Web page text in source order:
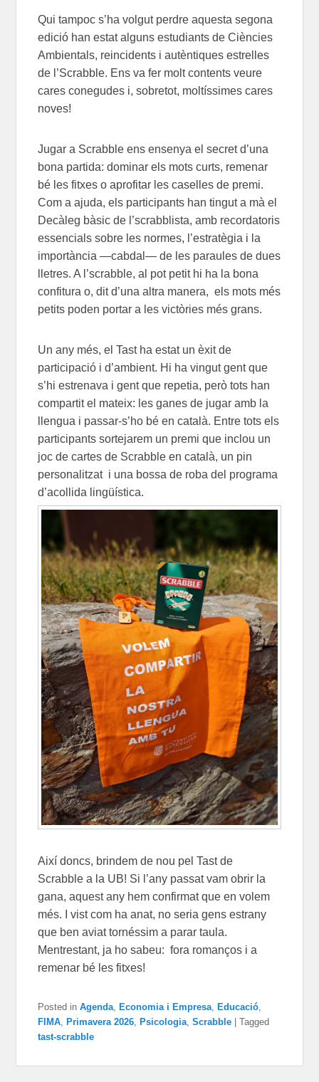
Qui tampoc s’ha volgut perdre aquesta segona
edició han estat alguns estudiants de Ciències
Ambientals, reincidents i autèntiques estrelles
de l’Scrabble. Ens va fer molt contents veure
cares conegudes i, sobretot, moltíssimes cares
noves!
Jugar a Scrabble ens ensenya el secret d’una
bona partida: dominar els mots curts, remenar
bé les fitxes o aprofitar les caselles de premi.
Com a ajuda, els participants han tingut a mà el
Decàleg bàsic de l’scrabblista, amb recordatoris
essencials sobre les normes, l’estratègia i la
importància —cabdal— de les paraules de dues
lletres. A l’scrabble, al pot petit hi ha la bona
confitura o, dit d’una altra manera, els mots més
petits poden portar a les victòries més grans.
Un any més, el Tast ha estat un èxit de
participació i d’ambient. Hi ha vingut gent que
s’hi estrenava i gent que repetia, però tots han
compartit el mateix: les ganes de jugar amb la
llengua i passar-s’ho bé en català. Entre tots els
participants sortejarem un premi que inclou un
joc de cartes de Scrabble en català, un pin
personalitzat i una bossa de roba del programa
d’acollida lingüística.
Així doncs, brindem de nou pel Tast de
Scrabble a la UB! Si l’any passat vam obrir la
gana, aquest any hem confirmat que en volem
més. I vist com ha anat, no seria gens estrany
que ben aviat tornéssim a parar taula.
Mentrestant, ja ho sabeu: fora romanços i a
remenar bé les fitxes!
Posted in Agenda, Economia i Empresa, Educació,
FIMA, Primavera 2026, Psicologia,Scrabble |Tagged
tast-scrabble